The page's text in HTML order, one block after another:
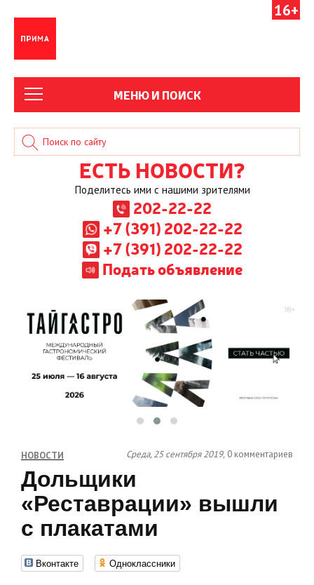
16+
МЕНЮ И ПОИСК
ЕСТЬ НОВОСТИ?
Поделитесь ими с нашими зрителями
202-22-22
+7 (391) 202-22-22
+7 (391) 202-22-22
Подать объявление
НОВОСТИ Среда, 25 сентября 2019, 0 комментариев
Дольщики
«Реставрации» вышли
с плакатами
Вконтакте Одноклассники